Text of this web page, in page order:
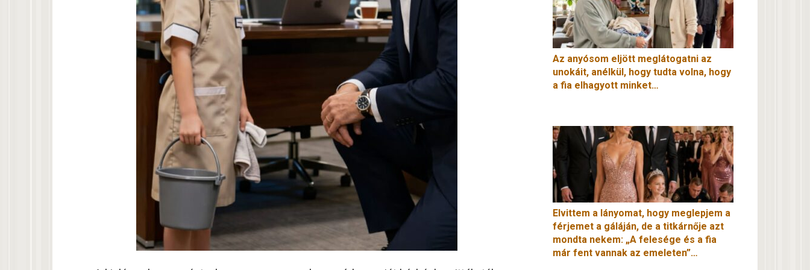
Az anyósom eljött meglátogatni az
unokáit, anélkül, hogy tudta volna, hogy
a fia elhagyott minket…
Elvittem a lányomat, hogy meglepjem a
férjemet a gáláján, de a titkárnője azt
mondta nekem: „A felesége és a fia
már fent vannak az emeleten”…